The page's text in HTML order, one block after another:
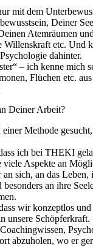
mit dem
Deiner
Atemräumen
Willenskraft etc. Und
dahinter.
– ich kenne mich
Flüchen etc.
Deiner Arbeit?
Methode
ich bei THEKI
viele Aspekte an
an sich, an das
besonders an ihre
wir konzeptlos
unsere Schöpferkraft.
abzuholen, wo er